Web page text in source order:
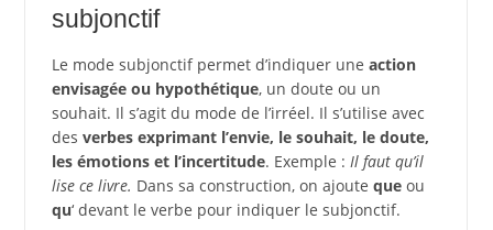
subjonctif
Le mode subjonctif permet d’indiquer une action
envisagée ou hypothétique, un doute ou un
souhait. Il s’agit du mode de l’irréel. Il s’utilise avec
des verbes exprimant l’envie, le souhait, le doute,
les émotions et l’incertitude. Exemple : Il faut qu’il
lise ce livre. Dans sa construction, on ajoute queou
qu‘ devant le verbe pour indiquer le subjonctif.